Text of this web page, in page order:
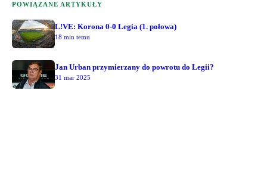
POWIĄZANE ARTYKUŁY
L!VE: Korona 0-0 Legia (1. połowa)
18 min temu
Jan Urban przymierzany do powrotu do Legii?
31 mar 2025